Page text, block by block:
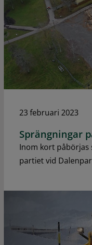
23 februari 2023
Sprängningar
Inom kort påbörjas
partiet vid